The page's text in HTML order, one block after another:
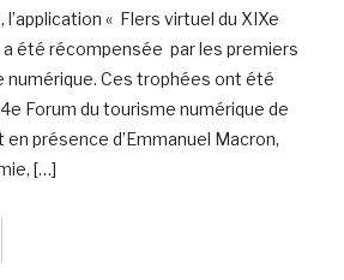
l’application « Flers virtuel du XIXe
a été récompensée par les premiers
numérique. Ces trophées ont été
Forum du tourisme numérique de
présence d’Emmanuel Macron,
[…]